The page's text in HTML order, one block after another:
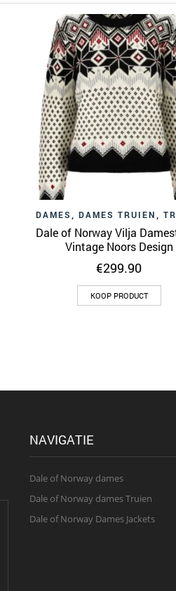
DAMES DAMES TRUIEN
Dale of Norway Vilja
Vintage Noors Design
€299.90
KOOP PRODUCT
NAVIGATIE
Dale of Norway dames
Dale of Norway dames Truien
Dale of Norway Dames Jackets